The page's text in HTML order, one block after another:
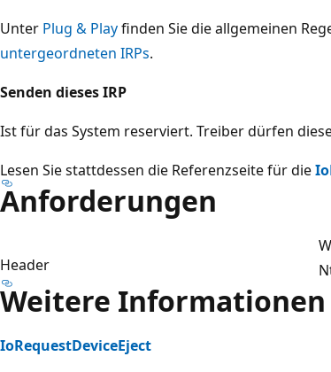
Unter Plug & Playfinden Sie die allgemeinen
untergeordneten IRPs.
Senden dieses IRP
Ist für das System reserviert. Treiber dürfen
Lesen Sie stattdessen die Referenzseite für die
Anforderungen
Header
Weitere Informationen
IoRequestDeviceEject